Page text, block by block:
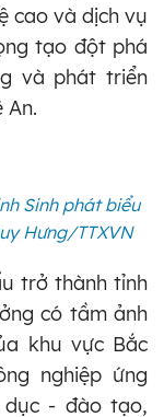
cao và dịch vụ
tạo đột phá
và phát triển
An.
Sinh phát biểu
Hưng/TTXVN
trở thành tỉnh
có tầm ảnh
khu vực Bắc
nghiệp ứng
dục - đào tạo,